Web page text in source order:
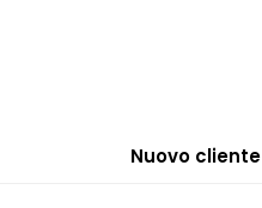
Nuovo cliente